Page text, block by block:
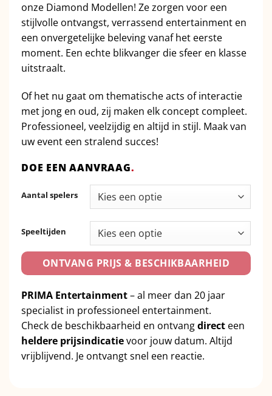
onze Diamond Modellen! Ze zorgen voor een
stijlvolle ontvangst, verrassend entertainment en
een onvergetelijke beleving vanaf het eerste
moment. Een echte blikvanger die sfeer en klasse
uitstraalt.
Of het nu gaat om thematische acts of interactie
met jong en oud, zij maken elk concept compleet.
Professioneel, veelzijdig en altijd in stijl. Maak van
uw event een stralend succes!
DOE EEN AANVRAAG.
Aantal spelers
Speeltijden
ONTVANG PRIJS & BESCHIKBAARHEID
PRIMA Entertainment– al meer dan 20 jaar
specialist in professioneel entertainment.
Check de beschikbaarheid en ontvangdirect een
heldere prijsindicatievoor jouw datum. Altijd
vrijblijvend. Je ontvangt snel een reactie.